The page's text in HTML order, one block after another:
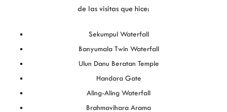
de las visitas que hice:
Sekumpul Waterfall
Banyumala Twin Waterfall
Ulun Danu Beratan Temple
Handara Gate
Aling-Aling Waterfall
Brahmavihara Arama